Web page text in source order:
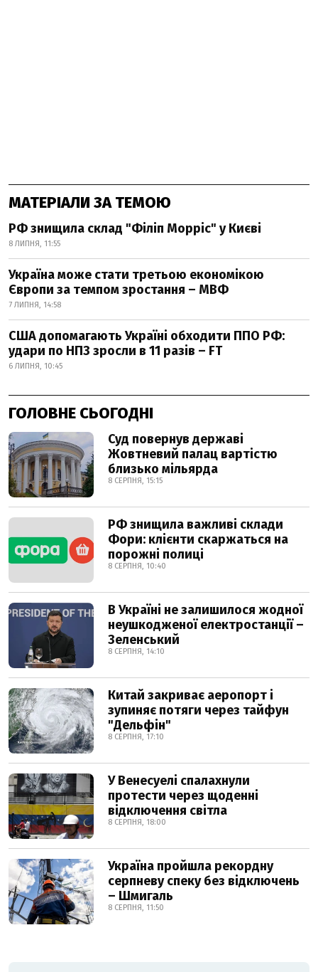
МАТЕРІАЛИ ЗА ТЕМОЮ
РФ знищила склад "Філіп Морріс" у Києві
8 ЛИПНЯ, 11:55
Україна може стати третьою економікою
Європи за темпом зростання – МВФ
7 ЛИПНЯ, 14:58
США допомагають Україні обходити ППО РФ:
удари по НПЗ зросли в 11 разів – FT
6 ЛИПНЯ, 10:45
ГОЛОВНЕ СЬОГОДНІ
Суд повернув державі
Жовтневий палац вартістю
близько мільярда
8 СЕРПНЯ, 15:15
РФ знищила важливі склади
Фори: клієнти скаржаться на
порожні полиці
8 СЕРПНЯ, 10:40
В Україні не залишилося жодної
неушкодженої електростанції –
Зеленський
8 СЕРПНЯ, 14:10
Китай закриває аеропорт і
зупиняє потяги через тайфун
"Дельфін"
8 СЕРПНЯ, 17:10
У Венесуелі спалахнули
протести через щоденні
відключення світла
8 СЕРПНЯ, 18:00
Україна пройшла рекордну
серпневу спеку без відключень
– Шмигаль
8 СЕРПНЯ, 11:50